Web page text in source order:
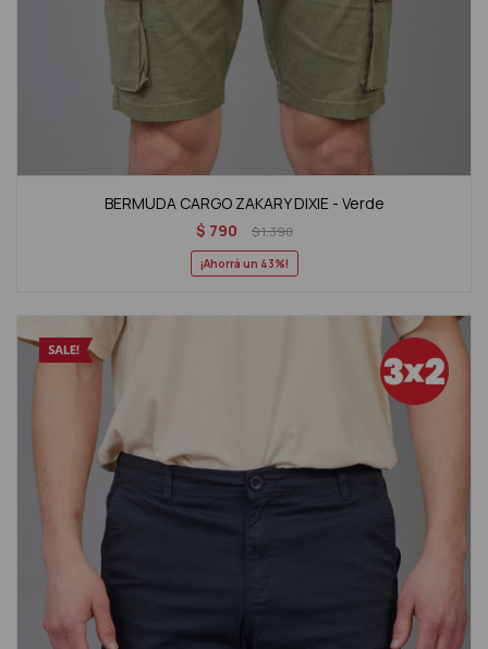
BERMUDA CARGO ZAKARY DIXIE - Verde
$ 790 $1.390
43